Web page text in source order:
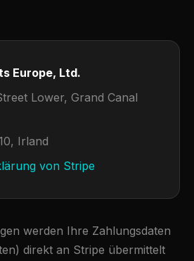
Europe, Ltd.
Lower, Grand Canal
Irland
von Stripe
werden Ihre Zahlungsdaten
direkt an Stripe übermittelt